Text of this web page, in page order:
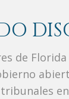
de